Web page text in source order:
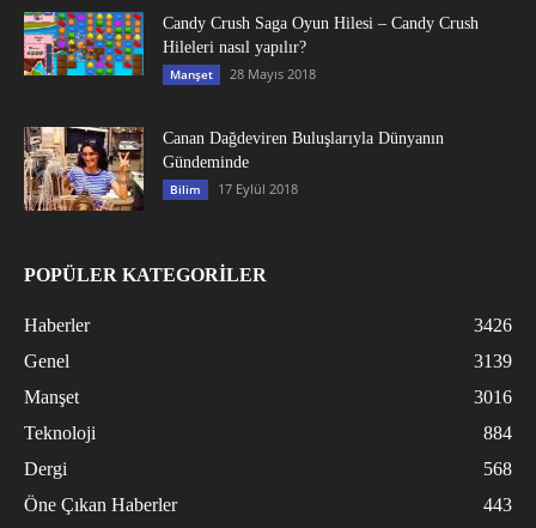
Candy Crush Saga Oyun Hilesi – Candy Crush
Hileleri nasıl yapılır?
Manşet 28 Mayıs 2018
Canan Dağdeviren Buluşlarıyla Dünyanın
Gündeminde
Bilim 17 Eylül 2018
POPÜLER KATEGORİLER
Haberler
3426
Genel
3139
Manşet
3016
Teknoloji
884
Dergi
568
Öne Çıkan Haberler
443